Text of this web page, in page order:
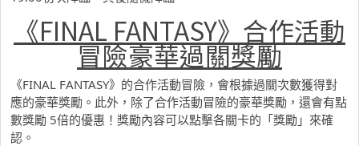
《FINAL FANTASY》合作活動
冒險豪華過關獎勵
《FINAL FANTASY》的合作活動冒險，會根據過關次數獲得對
應的豪華獎勵。此外，除了合作活動冒險的豪華獎勵，還會有點
數獎勵 5倍的優惠！獎勵內容可以點擊各關卡的「獎勵」來確
認。